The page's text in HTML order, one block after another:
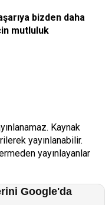
şarıya bizden daha
mutluluk
Kaynak
yayınlanabilir.
yayınlayanlar
Google'da